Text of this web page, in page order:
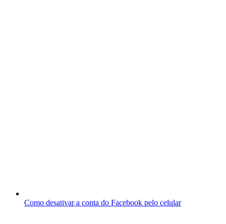
Como desativar a conta do Facebook pelo celular